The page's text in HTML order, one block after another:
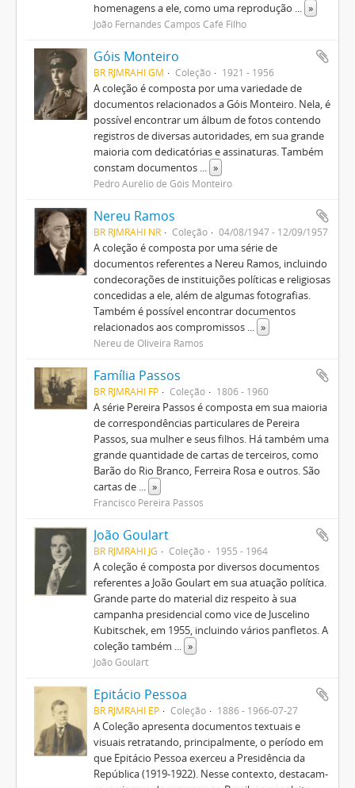
homenagens a ele, como uma reprodução ... »
João Fernandes Campos Café Filho
Góis Monteiro
BR RJMRAHI GM Coleção 1921 - 1956
A coleção é composta por uma variedade de
documentos relacionados a Góis Monteiro. Nela, é
possível encontrar um álbum de fotos contendo
registros de diversas autoridades, em sua grande
maioria com dedicatórias e assinaturas. Também
constam documentos ... »
Pedro Aurélio de Góis Monteiro
Nereu Ramos
BR RJMRAHI NR Coleção 04/08/1947 - 12/09/1957
A coleção é composta por uma série de
documentos referentes a Nereu Ramos, incluindo
condecorações de instituições políticas e religiosas
concedidas a ele, além de algumas fotografias.
Também é possível encontrar documentos
relacionados aos compromissos ... »
Nereu de Oliveira Ramos
Família Passos
BR RJMRAHI FP Coleção 1806 - 1960
A série Pereira Passos é composta em sua maioria
de correspondências particulares de Pereira
Passos, sua mulher e seus filhos. Há também uma
grande quantidade de cartas de terceiros, como
Barão do Rio Branco, Ferreira Rosa e outros. São
cartas de ... »
Francisco Pereira Passos
João Goulart
BR RJMRAHI JG Coleção 1955 - 1964
A coleção é composta por diversos documentos
referentes a João Goulart em sua atuação política.
Grande parte do material diz respeito à sua
campanha presidencial como vice de Juscelino
Kubitschek, em 1955, incluindo vários panfletos. A
coleção também ... »
João Goulart
Epitácio Pessoa
BR RJMRAHI EP Coleção 1886 - 1966-07-27
A Coleção apresenta documentos textuais e
visuais retratando, principalmente, o período em
que Epitácio Pessoa exerceu a Presidência da
República (1919-1922). Nesse contexto, destacam-